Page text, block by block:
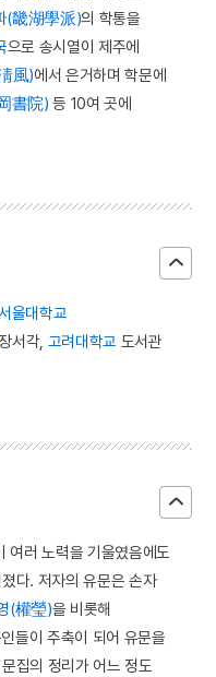
(畿湖學派)의 학통을
으로 송시열이 제주에
風)에서 은거하며 학문에
書院) 등 10여 곳에
울대학교
장서각, 고려대학교 도서관
여러 노력을 기울였음에도
다. 저자의 유문은 손자
(權瑩)을 비롯해
들이 주축이 되어 유문을
집의 정리가 어느 정도